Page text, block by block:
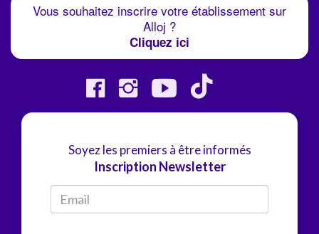
Vous souhaitez inscrire votre établissement sur
Alloj ?
Cliquez ici
Soyez les premiers à être informés
Inscription Newsletter